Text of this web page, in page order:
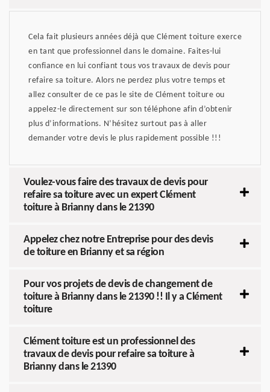
Cela fait plusieurs années déjà que Clément toiture exerce
en tant que professionnel dans le domaine. Faites-lui
confiance en lui confiant tous vos travaux de devis pour
refaire sa toiture. Alors ne perdez plus votre temps et
allez consulter de ce pas le site de Clément toiture ou
appelez-le directement sur son téléphone afin d’obtenir
plus d’informations. N’hésitez surtout pas à aller
demander votre devis le plus rapidement possible !!!
Voulez-vous faire des travaux de devis pour
refaire sa toiture avec un expert Clément
toiture à Brianny dans le 21390
Appelez chez notre Entreprise pour des devis
de toiture en Brianny et sa région
Pour vos projets de devis de changement de
toiture à Brianny dans le 21390 !! Il y a Clément
toiture
Clément toiture est un professionnel des
travaux de devis pour refaire sa toiture à
Brianny dans le 21390